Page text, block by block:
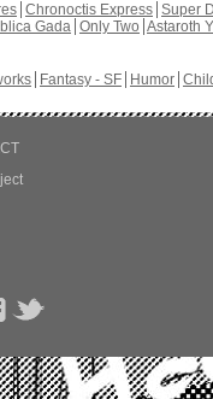
Chronoctis Express Super
Gada Only Two Astaroth
Fantasy - SF Humor